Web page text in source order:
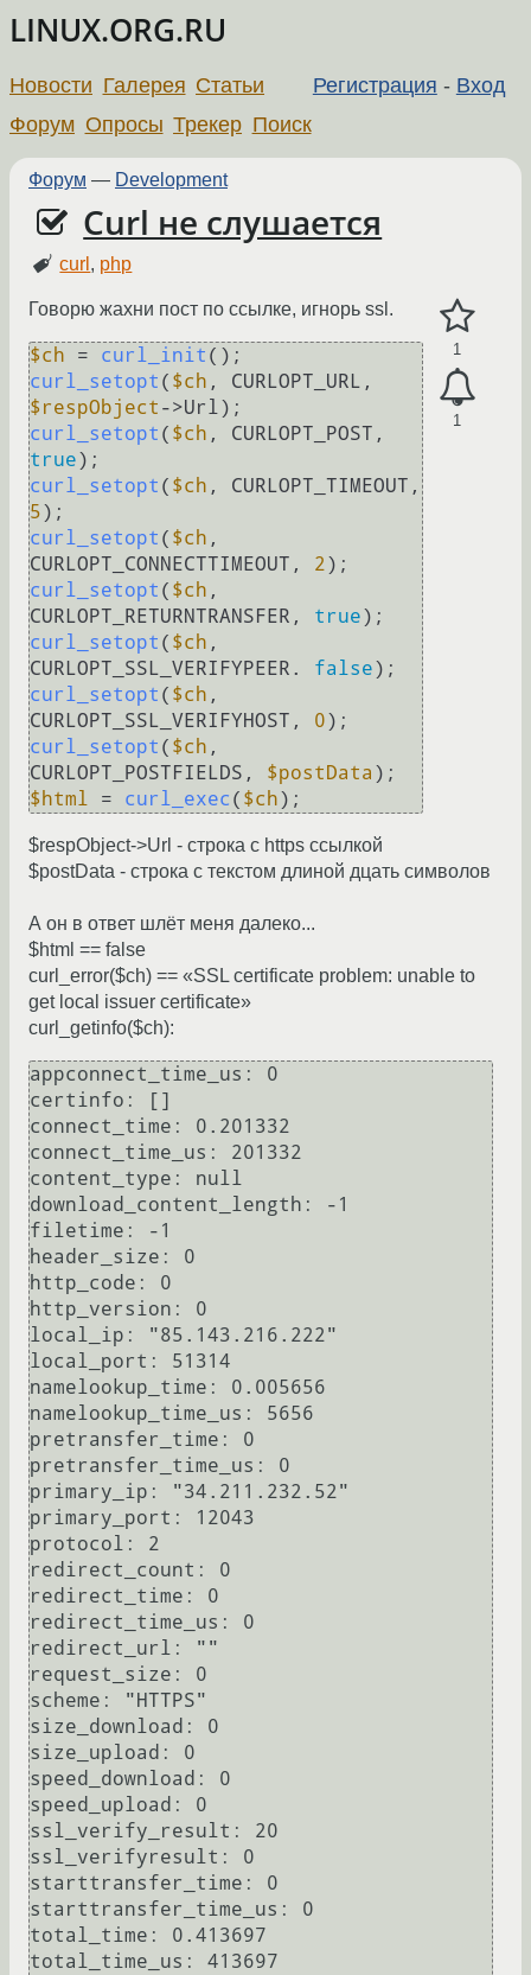
LINUX.ORG.RU
Регистрация - Вход
Новости Галерея Статьи
Форум Опросы Трекер Поиск
Форум — Development
Curl не слушается
curl , php
1
1
Говорю жахни пост по ссылке, игнорь ssl.
$ch = curl_init
curl_setopt ( $ch
$respObject
curl_setopt ( $ch
true
curl_setopt ( $ch
, CURLOPT_TIMEOUT,
5
curl_setopt ( $ch ,
CURLOPT_CONNECTTIMEOUT, 2
curl_setopt ( $ch ,
CURLOPT_RETURNTRANSFER, true
curl_setopt ( $ch ,
CURLOPT_SSL_VERIFYPEER. false
curl_setopt ( $ch ,
CURLOPT_SSL_VERIFYHOST, 0
curl_setopt ( $ch ,
CURLOPT_POSTFIELDS, $postData
$html = curl_exec ( $ch);
$respObject->Url - строка с https ссылкой
$postData - строка с текстом длиной дцать символов
А он в ответ шлёт меня далеко...
$html == false
curl_error($ch) == «SSL certificate problem: unable to
get local issuer certificate»
curl_getinfo($ch):
appconnect_time_us: 0
certinfo: []
connect_time: 0.201332
connect_time_us: 201332
content_type: null
download_content_length: -1
filetime: -1
header_size: 0
http_code: 0
http_version: 0
local_ip: "85.143.216.222"
local_port: 51314
namelookup_time: 0.005656
namelookup_time_us: 5656
pretransfer_time: 0
pretransfer_time_us: 0
primary_ip: "34.211.232.52"
primary_port: 12043
protocol: 2
redirect_count: 0
redirect_time: 0
redirect_time_us: 0
redirect_url: ""
request_size: 0
scheme: "HTTPS"
size_download: 0
size_upload: 0
speed_download: 0
speed_upload: 0
ssl_verify_result: 20
ssl_verifyresult: 0
starttransfer_time: 0
starttransfer_time_us: 0
total_time: 0.413697
total_time_us: 413697